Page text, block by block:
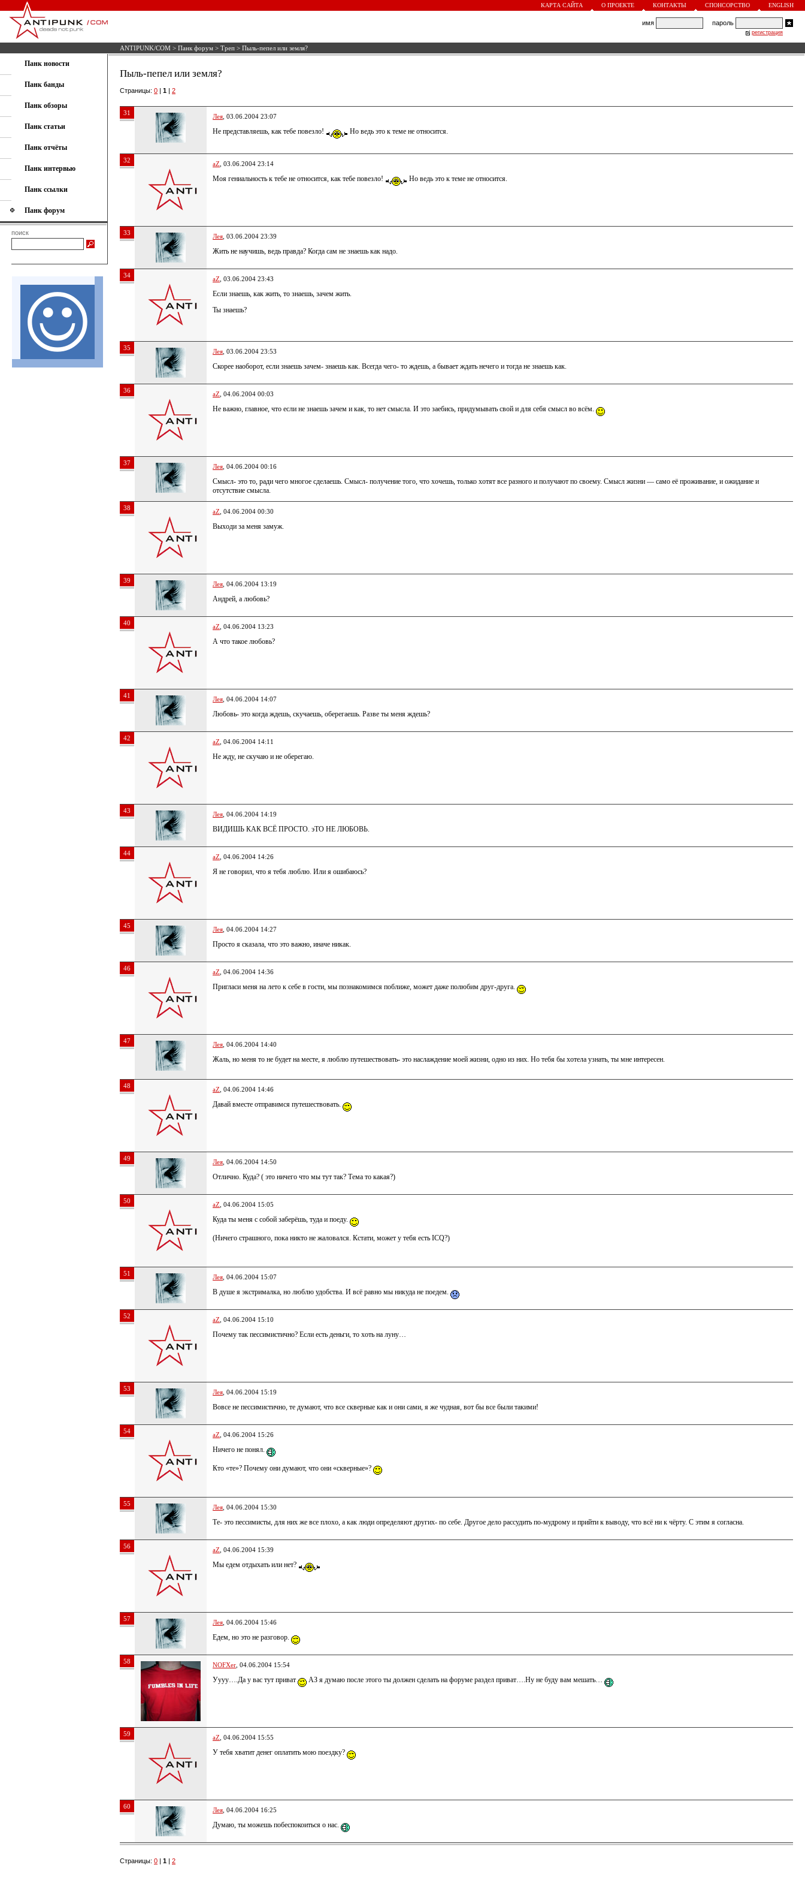
КАРТА САЙТА О ПРОЕКТЕ КОНТАКТЫ СПОНСОРСТВО ENGLISH
имя пароль
регистрация
ANTIPUNK/COM > Панк форум > Треп > Пыль-пепел или земля?
Панк новости
Панк банды
Панк обзоры
Панк статьи
Панк отчёты
Панк интервью
Панк ссылки
Панк форум
поиск
Пыль-пепел или земля?
Страницы: 0 | 1 | 2
31 Лея , 03.06.2004 23:07
Не представляешь, как тебе повезло! Но ведь это к теме не относится.
32 aZ , 03.06.2004 23:14
Моя гениальность к тебе не относится, как тебе повезло! Но ведь это к теме не относится.
33 Лея , 03.06.2004 23:39
Жить не научишь, ведь правда? Когда сам не знаешь как надо.
34 aZ , 03.06.2004 23:43
Если знаешь, как жить, то знаешь, зачем жить.
Ты знаешь?
35 Лея , 03.06.2004 23:53
Скорее наоборот, если знаешь зачем- знаешь как. Всегда чего- то ждешь, а бывает ждать нечего и тогда не знаешь как.
36 aZ , 04.06.2004 00:03
Не важно, главное, что если не знаешь зачем и как, то нет смысла. И это заебись, придумывать свой и для себя смысл во всём.
37 Лея , 04.06.2004 00:16
Смысл- это то, ради чего многое сделаешь. Смысл- получение того, что хочешь, только хотят все разного и получают по своему. Смысл жизни — само её проживание, и ожидание и
отсутствие смысла.
38 aZ , 04.06.2004 00:30
Выходи за меня замуж.
39 Лея , 04.06.2004 13:19
Андрей, а любовь?
40 aZ , 04.06.2004 13:23
А что такое любовь?
41 Лея , 04.06.2004 14:07
Любовь- это когда ждешь, скучаешь, оберегаешь. Разве ты меня ждешь?
42 aZ , 04.06.2004 14:11
Не жду, не скучаю и не оберегаю.
43 Лея , 04.06.2004 14:19
ВИДИШЬ КАК ВСЁ ПРОСТО. эТО НЕ ЛЮБОВЬ.
44 aZ , 04.06.2004 14:26
Я не говорил, что я тебя люблю. Или я ошибаюсь?
45 Лея , 04.06.2004 14:27
Просто я сказала, что это важно, иначе никак.
46 aZ , 04.06.2004 14:36
Пригласи меня на лето к себе в гости, мы познакомимся поближе, может даже полюбим друг-друга.
47 Лея , 04.06.2004 14:40
Жаль, но меня то не будет на месте, я люблю путешествовать- это наслаждение моей жизни, одно из них. Но тебя бы хотела узнать, ты мне интересен.
48 aZ , 04.06.2004 14:46
Давай вместе отправимся путешествовать.
49 Лея , 04.06.2004 14:50
Отлично. Куда? ( это ничего что мы тут так? Тема то какая?)
50 aZ , 04.06.2004 15:05
Куда ты меня с собой заберёшь, туда и поеду.
(Ничего страшного, пока никто не жаловался. Кстати, может у тебя есть ICQ?)
51 Лея , 04.06.2004 15:07
В душе я экстрималка, но люблю удобства. И всё равно мы никуда не поедем.
52 aZ , 04.06.2004 15:10
Почему так пессимистично? Если есть деньги, то хоть на луну…
53 Лея , 04.06.2004 15:19
Вовсе не пессимистично, те думают, что все скверные как и они сами, я же чудная, вот бы все были такими!
54 aZ , 04.06.2004 15:26
Ничего не понял.
Кто «те»? Почему они думают, что они «скверные»?
55 Лея , 04.06.2004 15:30
Те- это пессимисты, для них же все плохо, а как люди определяют других- по себе. Другое дело рассудить по-мудрому и прийти к выводу, что всё ни к чёрту. С этим я согласна.
56 aZ , 04.06.2004 15:39
Мы едем отдыхать или нет?
57 Лея , 04.06.2004 15:46
Едем, но это не разговор.
58 NOFXer , 04.06.2004 15:54
Уууу….Да у вас тут приват АЗ я думаю после этого ты должен сделать на форуме раздел приват….Ну не буду вам мешать…
59 aZ , 04.06.2004 15:55
У тебя хватит денег оплатить мою поездку?
60 Лея , 04.06.2004 16:25
Думаю, ты можешь побеспокоиться о нас.
Страницы: 0 | 1 | 2